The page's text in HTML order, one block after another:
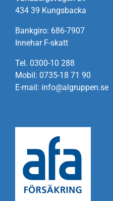
434 39 Kungsbacka
Bankgiro: 686-7907
Innehar F-skatt
Tel. 0300-10 288
Mobil: 0735-18 71 90
E-mail: info@algruppen.se